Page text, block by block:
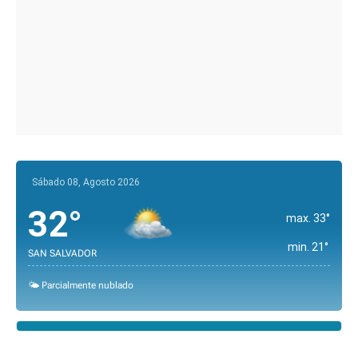
Sábado 08, Agosto 2026
32°
SAN SALVADOR
max. 33°
min. 21°
🌤️ Parcialmente nublado